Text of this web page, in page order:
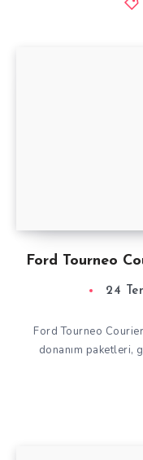
Ford Tourneo
24
Ford Tourneo
donanım paketleri,